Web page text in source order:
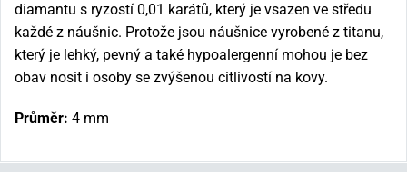
diamantu s ryzostí 0,01 karátů, který je vsazen ve středu
každé z náušnic. Protože jsou náušnice vyrobené z titanu,
který je lehký, pevný a také hypoalergenní mohou je bez
obav nosit i osoby se zvýšenou citlivostí na kovy.
Průměr: 4 mm